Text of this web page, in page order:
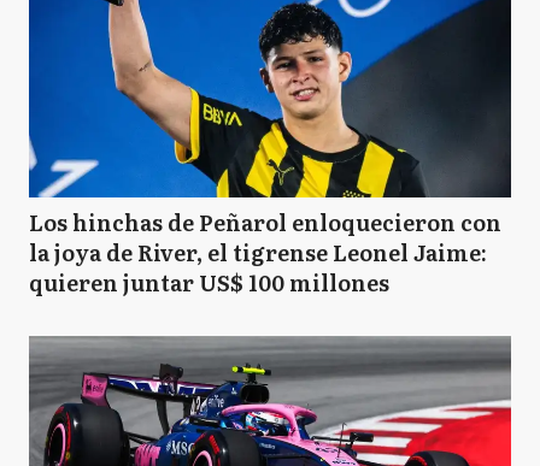
Los hinchas de Peñarol enloquecieron con
la joya de River, el tigrense Leonel Jaime:
quieren juntar US$ 100 millones